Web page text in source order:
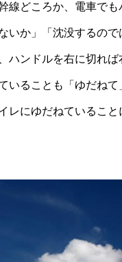
線どころか、電車で
いか」「沈没するので
ハンドルを右に切れ
いることも「ゆだねて
レにゆだねていること